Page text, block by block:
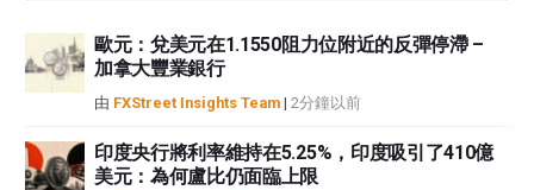
如果文章正文中沒有明確提到，在撰寫本文時，作者在本文中提到的任何股票
中都沒有頭寸，也沒有與文中提到的任何公司有業務關係。除了FXStreet，作
者沒有收到撰寫這篇文章的報酬。
性不作任何陳述。FXStreet和作者將不承擔任何錯誤，遺漏或任何損失，傷害
或損害由此資訊及其顯示或使用引起的。錯誤和遺漏除外。本文作者和
歐元：兌美元在1.1550阻力位附近的反彈停滯 –
加拿大豐業銀行
由 FXStreet Insights Team | 2分鐘以前
印度央行將利率維持在5.25%，印度吸引了410億
美元：為何盧比仍面臨上限